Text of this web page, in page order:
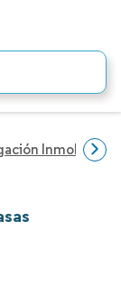
Inmobiliaria